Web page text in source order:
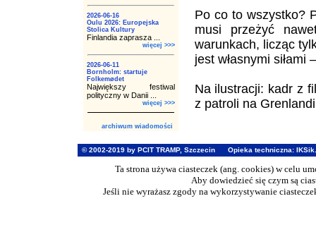
2026-06-16
Oulu 2026: Europejska
Stolica Kultury
Finlandia zaprasza ...
więcej >>>
2026-06-11
Bornholm: startuje
Folkemødet
Największy festiwal
polityczny w Danii ...
więcej >>>
archiwum wiadomości
Po co to wszystko?
musi przeżyć
warunkach, licząc
jest własnymi
Na ilustracji: kadr z
z patroli na
© 2002-2019 by PCIT TRAMP, Szczecin Opieka techniczna:
Ta strona używa ciasteczek (ang. cookies) w celu
Aby dowiedzieć się czym są
Jeśli nie wyrażasz zgody na wykorzystywanie